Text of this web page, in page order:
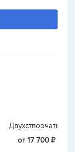
Двухстворчатые
от 17 700 ₽